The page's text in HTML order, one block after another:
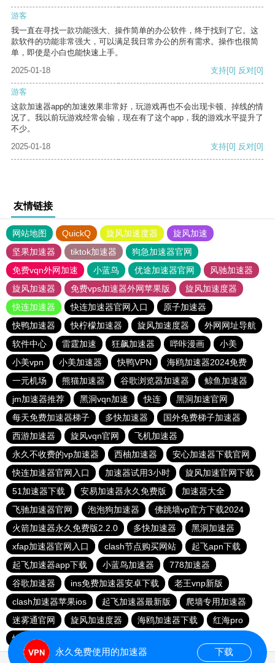
游客
我一直在寻找一款功能强大、操作简单的办公软件，终于找到了它。这
款软件的功能非常强大，可以满足我日常办公的所有需求。操作也很简
单，即使是小白也能快速上手。
2025-01-18
支持[0] 反对[0]
游客
这款加速器app的加速效果非常好，玩游戏再也不会出现卡顿、掉线的情
况了。我以前玩游戏经常会输，现在有了这个app，我的游戏水平提升了
不少。
2025-01-18
支持[0] 反对[0]
友情链接
网站地图 QuickQ 旋风加速度器
旋风加速
坚果加速器
tiktok加速器
狗急加速器官网
免费vqn外网加速
小蓝鸟 优途加速器官网
风驰加速器
旋风加速器
免费vps加速器外网苹果版
旋风加速度器
快连加速器
快连加速器官网入口
原子加速器
快鸭加速器
快柠檬加速器 旋风加速度器
外网网址导航
软件中心
雷霆加速 狂飙加速器 哔咔漫画
小美
小美vpn
小美加速器 快鸭VPN
海鸥加速器2024免费
一元机场
熊猫加速器 谷歌浏览器加速器
鲸鱼加速器
jm加速器推荐
黑洞vqn加速 快连
黑洞加速官网
每天免费加速器梯子
多快加速器
国外免费梯子加速器
西游加速器
旋风vqn官网
飞机加速器
永久不收费的vp加速器
西柚加速器
安心加速器下载官网
快连加速器官网入口
加速器试用3小时
旋风加速官网下载
51加速器下载
安易加速器永久免费版
加速器大全
飞驰加速器官网
泡泡狗加速器
佛跳墙vp官方下载2024
火箭加速器永久免费版2.2.0
多快加速器
黑洞加速器
xfap加速器官网入口
clash节点购买网站
起飞apn下载
起飞加速器app下载
小蓝鸟加速器
778加速器
谷歌加速器
ins免费加速器安卓下载
老王vnp新版
clash加速器苹果ios
起飞加速器最新版
爬墙专用加速器
迷雾通官网
旋风加速度器 海鸥加速器下载
红海pro
性价比机场clash官网
永久免费使用的加速器 下载